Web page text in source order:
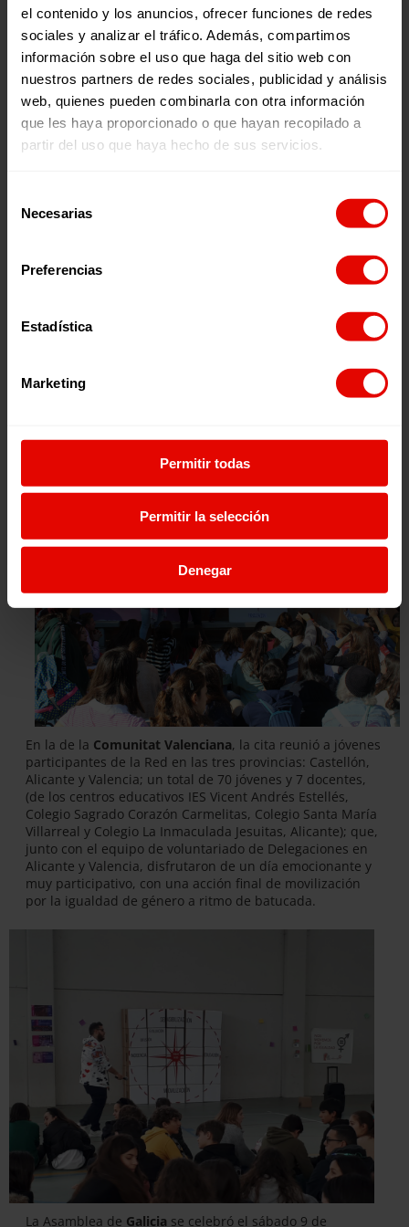
el contenido y los anuncios, ofrecer funciones de redes
sociales y analizar el tráfico. Además, compartimos
información sobre el uso que haga del sitio web con
nuestros partners de redes sociales, publicidad y análisis
web, quienes pueden combinarla con otra información
que les haya proporcionado o que hayan recopilado a
partir del uso que haya hecho de sus servicios.
Necesarias
Preferencias
Estadística
Marketing
Permitir todas
Permitir la selección
Denegar
La Asamblea de
se repartió durante varios días
del trabajo sobre la brújula, en 4 centros educativos.
Participaron en torno a 150 jóvenes, y en 2 de los centros
Awilda y Wilneria, quienes también pudieron dinamizar
un espacio de formación e intercambio sobre distintas
En la de la Comunitat Valenciana, la cita reunió a jóvenes
participantes de la Red en las tres provincias: Castellón,
Alicante y Valencia; un total de 70 jóvenes y 7 docentes,
(de los centros educativos IES Vicent Andrés Estellés,
Colegio Sagrado Corazón Carmelitas, Colegio Santa María
Villarreal y Colegio La Inmaculada Jesuitas, Alicante); que,
junto con el equipo de voluntariado de Delegaciones en
Alicante y Valencia, disfrutaron de un día emocionante y
muy participativo, con una acción final de movilización
por la igualdad de género a ritmo de batucada.
La Asamblea de Galicia se celebró el sábado 9 de